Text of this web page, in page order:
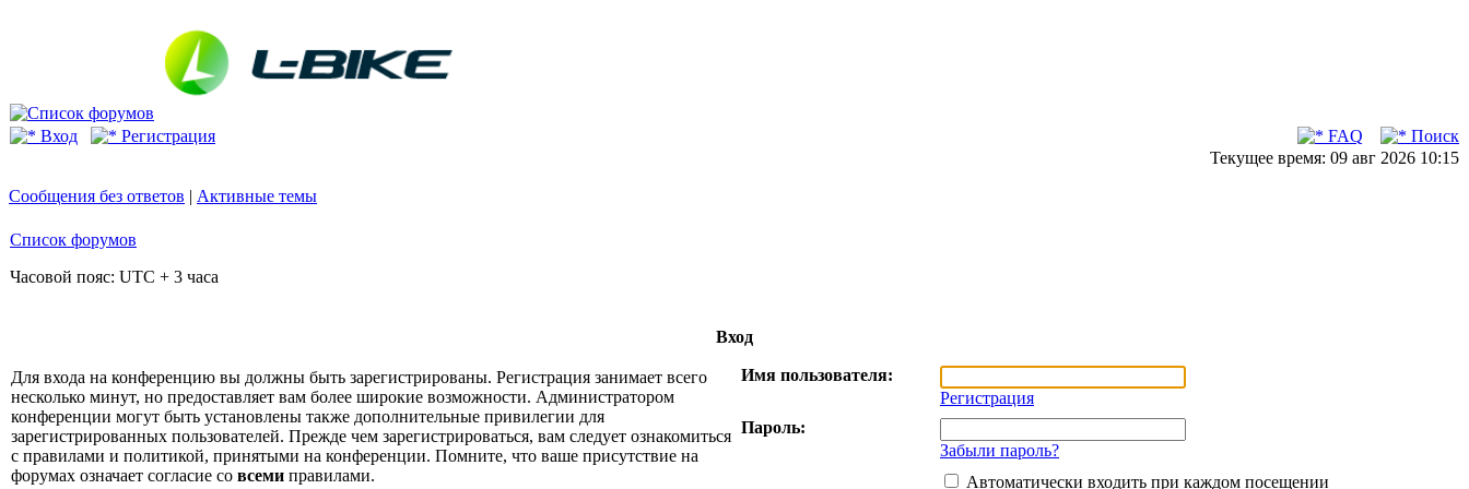
Вход Регистрация FAQ
Поиск
Текущее время: 09 авг 2026 10:15
Сообщения без ответов | Активные темы
Список форумов
Часовой пояс: UTC + 3 часа
Вход
Для входа на конференцию вы должны быть зарегистрированы. Регистрация занимает всего
несколько минут, но предоставляет вам более широкие возможности. Администратором
конференции могут быть установлены также дополнительные привилегии для
зарегистрированных пользователей. Прежде чем зарегистрироваться, вам следует ознакомиться
с правилами и политикой, принятыми на конференции. Помните, что ваше присутствие на
форумах означает согласие со всеми правилами.
Имя пользователя:
Регистрация
Пароль:
Забыли пароль?
Автоматически входить при каждом посещении